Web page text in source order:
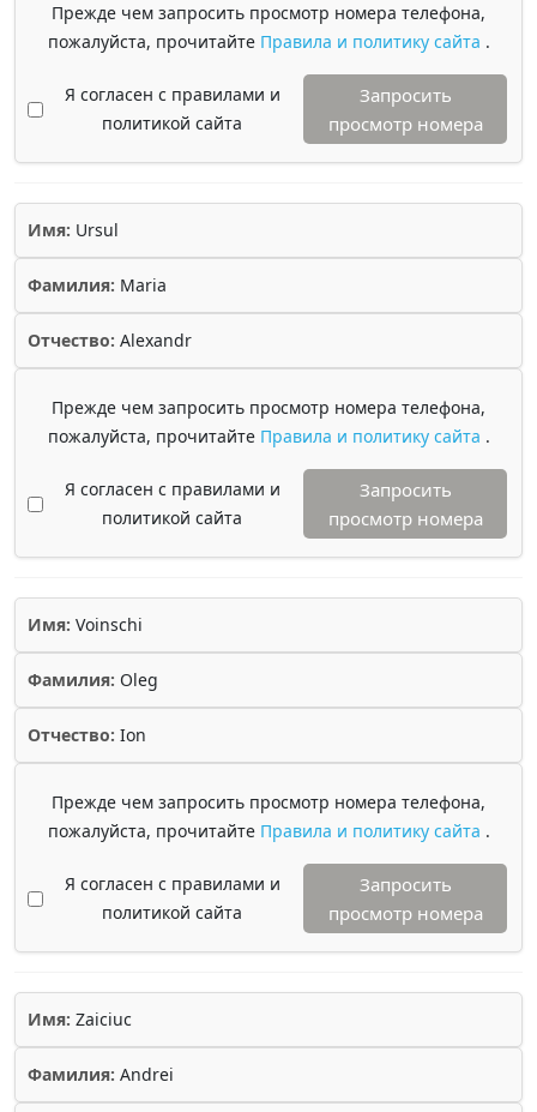
Прежде чем запросить просмотр номера телефона,
пожалуйста, прочитайте Правила и политику сайта .
Я согласен с правилами и
политикой сайта
Запросить
просмотр номера
Имя: Ursul
Фамилия: Maria
Отчество: Alexandr
Прежде чем запросить просмотр номера телефона,
пожалуйста, прочитайте Правила и политику сайта .
Я согласен с правилами и
политикой сайта
Запросить
просмотр номера
Имя: Voinschi
Фамилия: Oleg
Отчество: Ion
Прежде чем запросить просмотр номера телефона,
пожалуйста, прочитайте Правила и политику сайта .
Я согласен с правилами и
политикой сайта
Запросить
просмотр номера
Имя: Zaiciuc
Фамилия: Andrei